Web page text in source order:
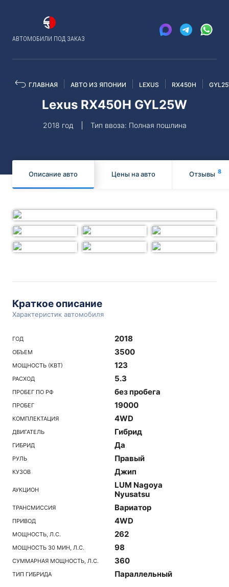
АВТОМОБИЛИ ПОД ЗАКАЗ
ГЛАВНАЯ АВТО ИЗ ЯПОНИИ LEXUS RX450H
Lexus RX450H GYL25W
2018 год Тип ввоза: Полная пошлина
Описание авто Цены на авто Отзывы 8
Краткое описание
Характеристик автомобиля
ГОД 2018
ОБЪЕМ 3500
МОЩНОСТЬ (КВТ) 123
РАСХОД 5.3
ПРОБЕГ ПО РФ без пробега
ПРОБЕГ 19000
КОМПЛЕКТАЦИЯ 4WD
ДВИГАТЕЛЬ Гибрид
ГИБРИД Да
РУЛЬ Правый
КУЗОВ Джип
АУКЦИОН
LUM Nagoya
Nyusatsu
ТРАНСМИССИЯ Вариатор
ПРИВОД 4WD
МОЩНОСТЬ, Л.С. 262
МОЩНОСТЬ 30 МИН, Л.С. 98
СУММАРНАЯ МОЩНОСТЬ, Л.С. 360
ТИП ГИБРИДА Параллельный